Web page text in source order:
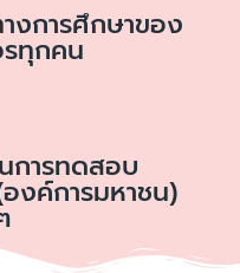
งการศึกษาของ
ทุกคน
การทดสอบ
งค์การมหาชน)